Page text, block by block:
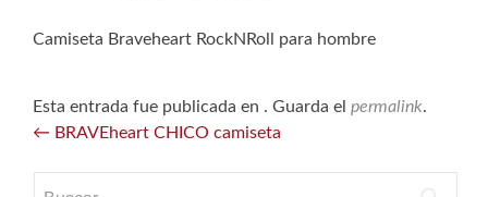
Camiseta Braveheart RockNRoll para hombre
Esta entrada fue publicada en . Guarda el permalink.
Navegación
entradas
← BRAVEheart CHICO camiseta